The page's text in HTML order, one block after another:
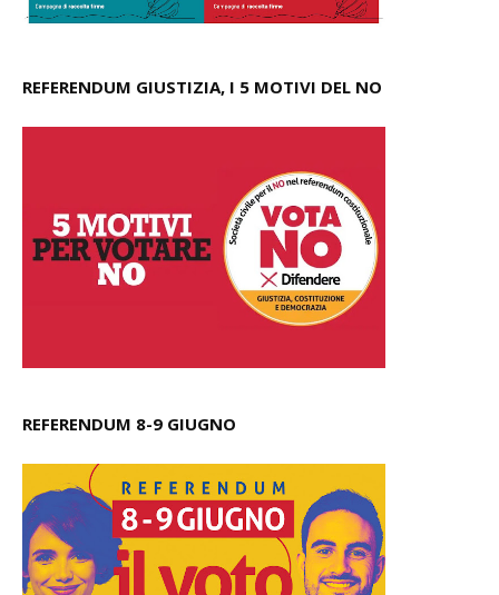
REFERENDUM GIUSTIZIA, I 5 MOTIVI DEL NO
REFERENDUM 8-9 GIUGNO